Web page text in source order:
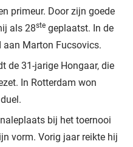
primeur. Door zijn goede
als 28ste geplaatst. In de
Marton Fucsovics.
de 31-jarige Hongaar, die
In Rotterdam won
bij het toernooi
vorm. Vorig jaar reikte hij